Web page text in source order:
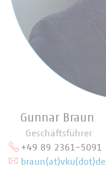
Gunnar Braun
Geschäftsführer
+49 89 2361-5091
braun(at)vku(dot)de